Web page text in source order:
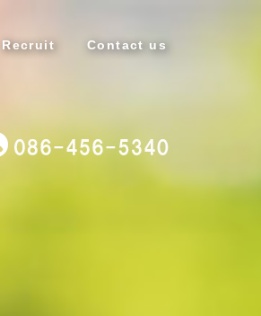
Recruit Contact us